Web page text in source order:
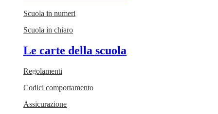
Scuola in numeri
Scuola in chiaro
Le carte della scuola
Regolamenti
Codici comportamento
Assicurazione